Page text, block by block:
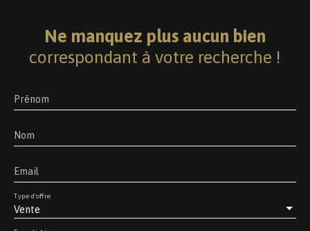
Ne manquez plus aucun bien
correspondant à votre recherche !
Prénom
Nom
Email
Vente
Type d'offre